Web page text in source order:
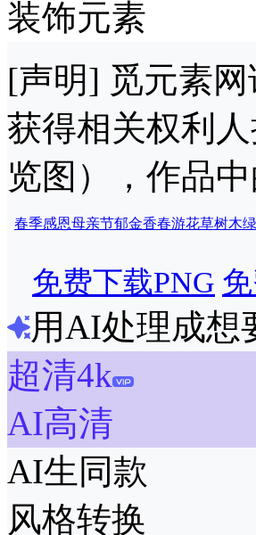
[声明] 觅元素
获得相关权利
览图），作品
春季感恩母亲节郁金香春游花草树木
免费下载PNG
用AI处理成想
超清4k
AI高清
AI生同款
风格转换